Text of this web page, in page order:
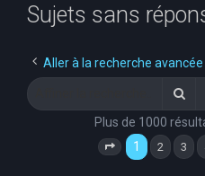
Sujets sans
Aller à la recherche avancée
Plus de 1000
Page 1 sur 40
1 2 3